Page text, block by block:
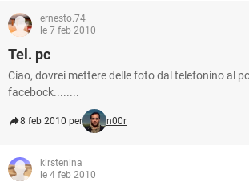
ernesto.74
le 7 feb 2010
Tel. pc
Ciao, dovrei mettere delle foto dal telefonino al
facebock........
8 feb 2010 per n00r
kirstenina
le 4 feb 2010